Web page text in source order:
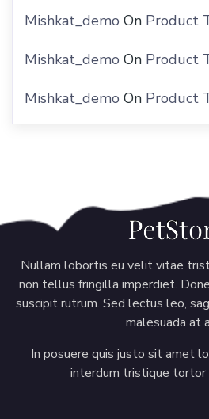
Mishkat_demo On Product
Mishkat_demo On Product
Mishkat_demo On Product
Nullam lobortis eu velit vitae
non tellus fringilla imperdiet.
suscipit rutrum. Sed lectus leo,
malesuada at
In posuere quis justo sit amet
interdum tristique tortor